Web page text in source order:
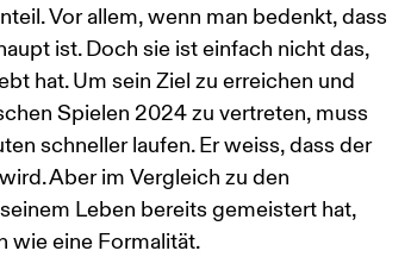
Vor allem, wenn man bedenkt, dass
ist. Doch sie ist einfach nicht das,
hat. Um sein Ziel zu erreichen und
Spielen 2024 zu vertreten, muss
schneller laufen. Er weiss, dass der
Aber im Vergleich zu den
Leben bereits gemeistert hat,
wie eine Formalität.